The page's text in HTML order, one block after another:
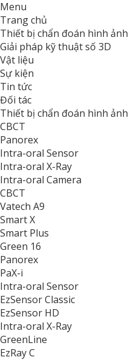
Menu
Trang chủ
Thiết bị chẩn đoán hình ảnh
Giải pháp kỹ thuật số 3D
Vật liệu
Sự kiện
Tin tức
Đối tác
Thiết bị chẩn đoán hình ảnh
CBCT
Panorex
Intra-oral Sensor
Intra-oral X-Ray
Intra-oral Camera
CBCT
Vatech A9
Smart X
Smart Plus
Green 16
Panorex
PaX-i
Intra-oral Sensor
EzSensor Classic
EzSensor HD
Intra-oral X-Ray
GreenLine
EzRay C